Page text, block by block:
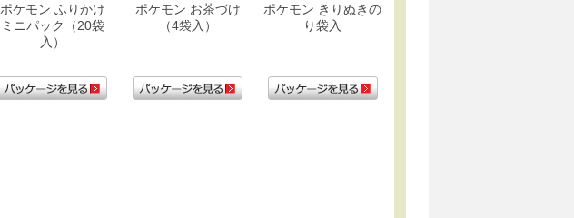
ポケモン ふりかけ
ミニパック（20袋
入）
ポケモン お茶づけ
（4袋入）
ポケモン きりぬきの
り袋入